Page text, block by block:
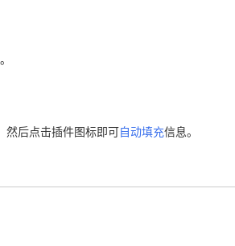
然后点击插件图标即可自动填充信息。